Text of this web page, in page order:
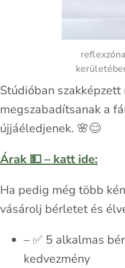
Stúdióban
megszabadítsanak a
újjáéledjenek. 🌸😊
Árak 💵 – katt ide:
Ha pedig még több
vásárolj bérletet és
– ✅ 5 alkalmas
kedvezmény